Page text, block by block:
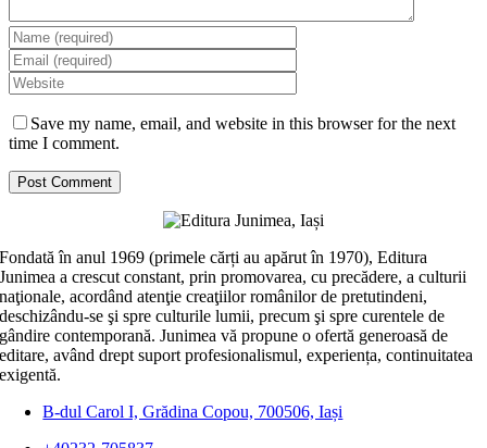
Save my name, email, and website in this browser for the next
time I comment.
Fondată în anul 1969 (primele cărți au apărut în 1970), Editura
Junimea a crescut constant, prin promovarea, cu precădere, a culturii
naţionale, acordând atenţie creaţiilor românilor de pretutindeni,
deschizându-se şi spre culturile lumii, precum şi spre curentele de
gândire contemporană. Junimea vă propune o ofertă generoasă de
editare, având drept suport profesionalismul, experiența, continuitatea
exigentă.
B-dul Carol I, Grădina Copou, 700506, Iași